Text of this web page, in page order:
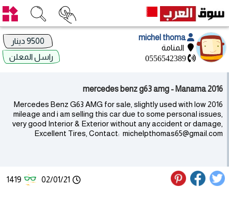
michel thoma
المنامة
0556542389
راسل المعلن
2016 mercedes benz g63 amg - Manama
2016 Mercedes Benz G63 AMG for sale, slightly used with low
mileage and i am selling this car due to some personal issues,
very good Interior & Exterior without any accident or damage,
Excellent Tires, Contact: michelpthomas65@gmail.com
02/01/21
1419